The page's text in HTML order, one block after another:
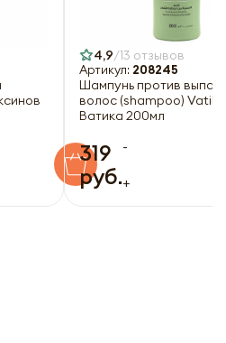
4,9 13 отзывов
Артикул: 208245
Шампунь против
волос (shampoo)
Ватика 200мл
319
руб.
-
+